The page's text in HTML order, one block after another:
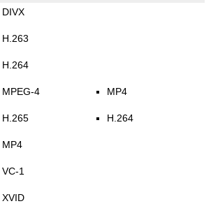
DIVX
H.263
H.264
MPEG-4
H.265
MP4
VC-1
XVID
MP4
H.264